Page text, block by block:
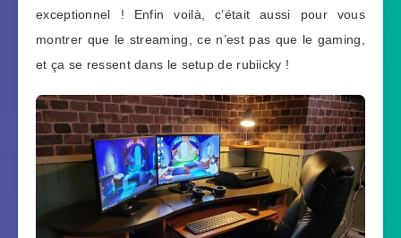
exceptionnel ! Enfin voilà, c’était aussi pour vous
montrer que le streaming, ce n’est pas que le gaming,
et ça se ressent dans le setup de rubiicky !